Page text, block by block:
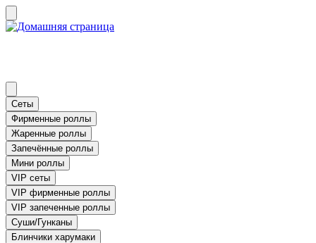
Сеты
Фирменные роллы
Жаренные роллы
Запечённые роллы
Мини роллы
VIP сеты
VIP фирменные роллы
VIP запеченные роллы
Суши/Гунканы
Блинчики харумаки